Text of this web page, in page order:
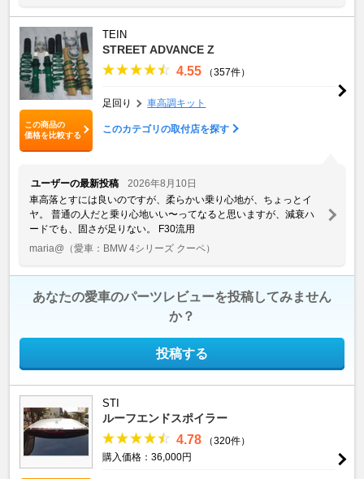
この商品の
価格を比較する
TEIN
STREET ADVANCE Z
4.55 （357件）
足回り 車高調キット
このカテゴリの取付店を探す
ユーザーの最新投稿
2026年8月10日
車高落とすには良いのですが、柔らかい乗り心地が、ちょっとイ
ヤ。 普通の人だと乗り心地いい〜ってなると思いますが、減衰ハ
ードでも、固さが足りない。 F30流用
maria@ （愛車：BMW 4シリーズ クーペ）
あなたの愛車のパーツレビューを投稿してみません
か？
投稿する
STI
ルーフエンドスポイラー
4.78
（320件）
購入価格：36,000円